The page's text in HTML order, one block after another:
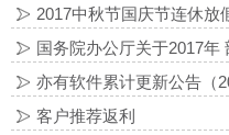
2017中秋节国庆节连休放
国务院办公厅关于2017年
亦有软件累计更新公告（
客户推荐返利